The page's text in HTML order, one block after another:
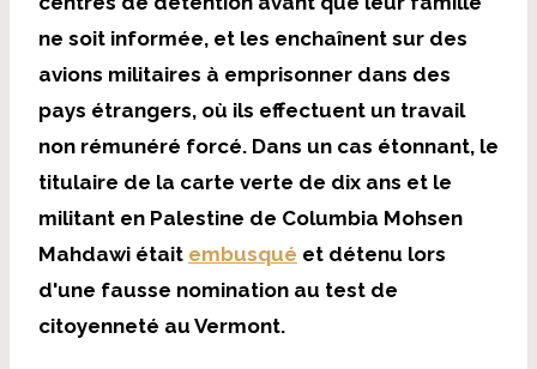
ne soit informée, et les enchaînent sur des
avions militaires à emprisonner dans des
pays étrangers, où ils effectuent un travail
non rémunéré forcé. Dans un cas étonnant, le
titulaire de la carte verte de dix ans et le
militant en Palestine de Columbia Mohsen
Mahdawi était embusqué et détenu lors
d'une fausse nomination au test de
citoyenneté au Vermont.